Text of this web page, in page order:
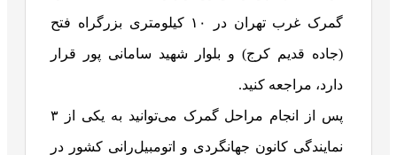
گمرک غرب تهران در ۱۰ کیلومتری بزرگراه فتح
(جاده قدیم کرج) و بلوار شهید سامانی پور قرار
دارد، مراجعه کنید.
پس از انجام مراحل گمرک می‌توانید به یکی از ۳
نمایندگی کانون جهانگردی و اتومبیل‌رانی کشور در